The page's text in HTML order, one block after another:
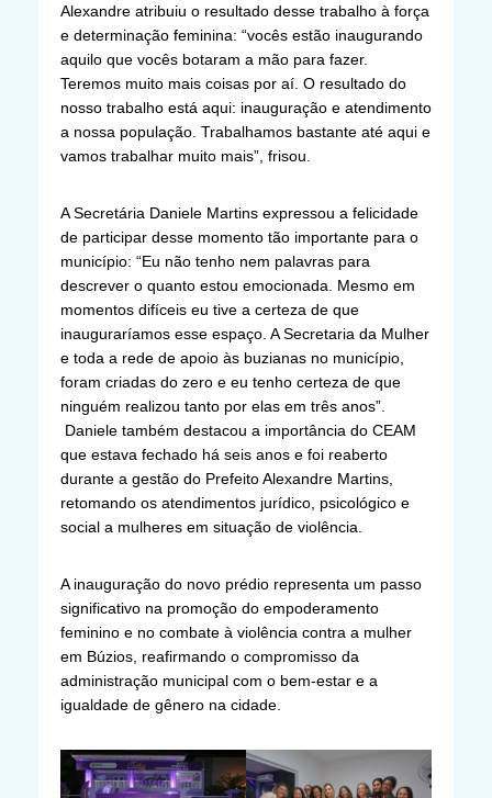
Alexandre atribuiu o resultado desse trabalho à força
e determinação feminina: “vocês estão inaugurando
aquilo que vocês botaram a mão para fazer.
Teremos muito mais coisas por aí. O resultado do
nosso trabalho está aqui: inauguração e atendimento
a nossa população. Trabalhamos bastante até aqui e
vamos trabalhar muito mais”, frisou.
A Secretária Daniele Martins expressou a felicidade
de participar desse momento tão importante para o
município: “Eu não tenho nem palavras para
descrever o quanto estou emocionada. Mesmo em
momentos difíceis eu tive a certeza de que
inauguraríamos esse espaço. A Secretaria da Mulher
e toda a rede de apoio às buzianas no município,
foram criadas do zero e eu tenho certeza de que
ninguém realizou tanto por elas em três anos”.
Daniele também destacou a importância do CEAM
que estava fechado há seis anos e foi reaberto
durante a gestão do Prefeito Alexandre Martins,
retomando os atendimentos jurídico, psicológico e
social a mulheres em situação de violência.
A inauguração do novo prédio representa um passo
significativo na promoção do empoderamento
feminino e no combate à violência contra a mulher
em Búzios, reafirmando o compromisso da
administração municipal com o bem-estar e a
igualdade de gênero na cidade.